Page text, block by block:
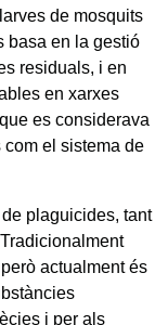
de mosquits
basa en la gestió
residuals, i en
en xarxes
es considerava
com el sistema de
plaguicides, tant
actualment és
i per als